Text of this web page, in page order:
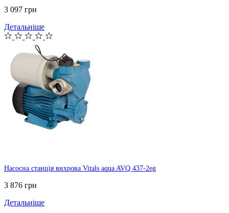
3 097 грн
Детальніше
Насосна станція вихрова Vitals aqua AVQ 437-2eg
3 876 грн
Детальніше